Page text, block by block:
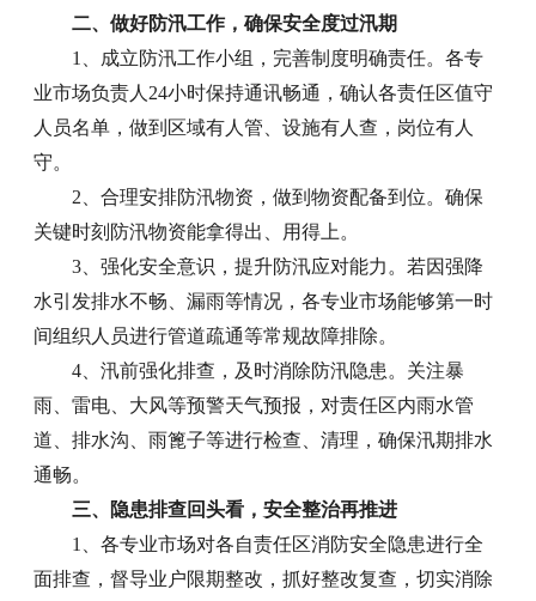
二、做好防汛工作，确保安全度过汛期
1、成立防汛工作小组，完善制度明确责任。各专
业市场负责人24小时保持通讯畅通，确认各责任区值守
人员名单，做到区域有人管、设施有人查，岗位有人
守。
2、合理安排防汛物资，做到物资配备到位。确保
关键时刻防汛物资能拿得出、用得上。
3、强化安全意识，提升防汛应对能力。若因强降
水引发排水不畅、漏雨等情况，各专业市场能够第一时
间组织人员进行管道疏通等常规故障排除。
4、汛前强化排查，及时消除防汛隐患。关注暴
雨、雷电、大风等预警天气预报，对责任区内雨水管
道、排水沟、雨篦子等进行检查、清理，确保汛期排水
通畅。
三、隐患排查回头看，安全整治再推进
1、各专业市场对各自责任区消防安全隐患进行全
面排查，督导业户限期整改，抓好整改复查，切实消除